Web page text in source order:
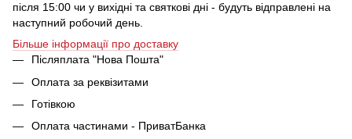
після 15:00 чи у вихідні та святкові дні - будуть відправлені на
наступний робочий день.
Більше інформації про доставку
Післяплата "Нова Пошта"
Оплата за реквізитами
Готівкою
Оплата частинами - ПриватБанка